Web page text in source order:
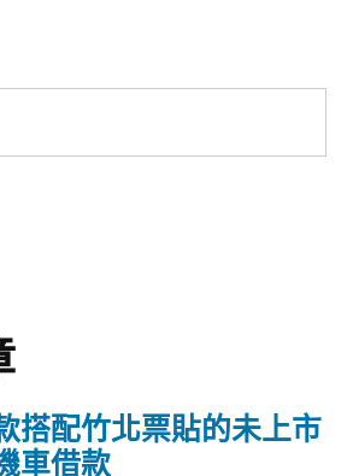
搭配竹北票貼的未上市
車借款